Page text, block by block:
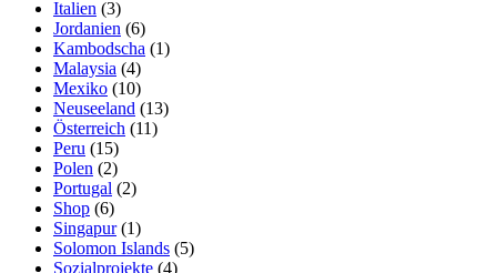
Italien (3)
Jordanien (6)
Kambodscha (1)
Malaysia (4)
Mexiko (10)
Neuseeland (13)
Österreich (11)
Peru (15)
Polen (2)
Portugal (2)
Shop (6)
Singapur(1)
Solomon Islands (5)
Sozialprojekte (4)